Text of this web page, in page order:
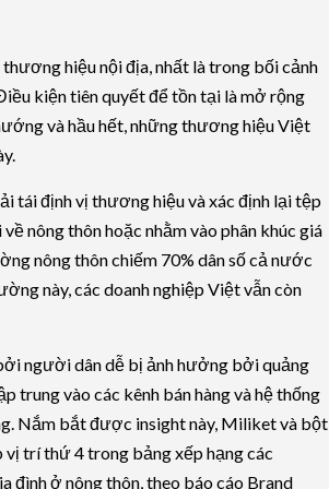
hiệu nội địa, nhất là trong bối cảnh
kiện tiên quyết để tồn tại là mở rộng
và hầu hết, những thương hiệu Việt
tái định vị thương hiệu và xác định lại tệp
nông thôn hoặc nhằm vào phân khúc giá
nông thôn chiếm 70% dân số cả nước
này, các doanh nghiệp Việt vẫn còn
người dân dễ bị ảnh hưởng bởi quảng
trung vào các kênh bán hàng và hệ thống
Nắm bắt được insight này, Miliket và bột
vị trí thứ 4 trong bảng xếp hạng các
đình ở nông thôn, theo báo cáo Brand